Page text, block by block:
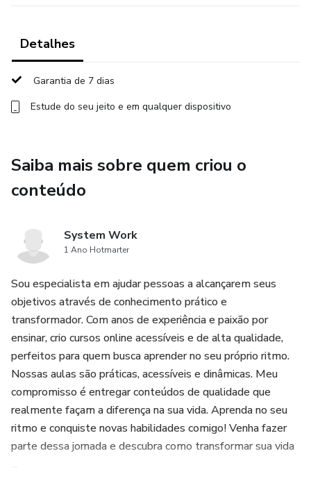
agendas cheias.
você começar agora mesmo.
Transforme Seu Dia: Uma pequena pausa que faz grande
Sua paz interior está a apenas 5 minutos de distância!
Detalhes
Garantia de 7 dias
Estude do seu jeito e em qualquer dispositivo
Saiba mais sobre quem criou o
conteúdo
System Work
1 Ano Hotmarter
Sou especialista em ajudar pessoas a alcançarem seus
objetivos através de conhecimento prático e
transformador. Com anos de experiência e paixão por
ensinar, crio cursos online acessíveis e de alta qualidade,
perfeitos para quem busca aprender no seu próprio ritmo.
Nossas aulas são práticas, acessíveis e dinâmicas. Meu
compromisso é entregar conteúdos de qualidade que
realmente façam a diferença na sua vida. Aprenda no seu
ritmo e conquiste novas habilidades comigo! Venha fazer
parte dessa jornada e descubra como transformar sua vida